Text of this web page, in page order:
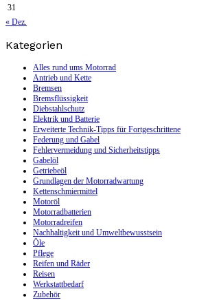
31
« Dez.
Kategorien
Alles rund ums Motorrad
Antrieb und Kette
Bremsen
Bremsflüssigkeit
Diebstahlschutz
Elektrik und Batterie
Erweiterte Technik-Tipps für Fortgeschrittene
Federung und Gabel
Fehlervermeidung und Sicherheitstipps
Gabelöl
Getriebeöl
Grundlagen der Motorradwartung
Kettenschmiermittel
Motoröl
Motorradbatterien
Motorradreifen
Nachhaltigkeit und Umweltbewusstsein
Öle
Pflege
Reifen und Räder
Reisen
Werkstattbedarf
Zubehör